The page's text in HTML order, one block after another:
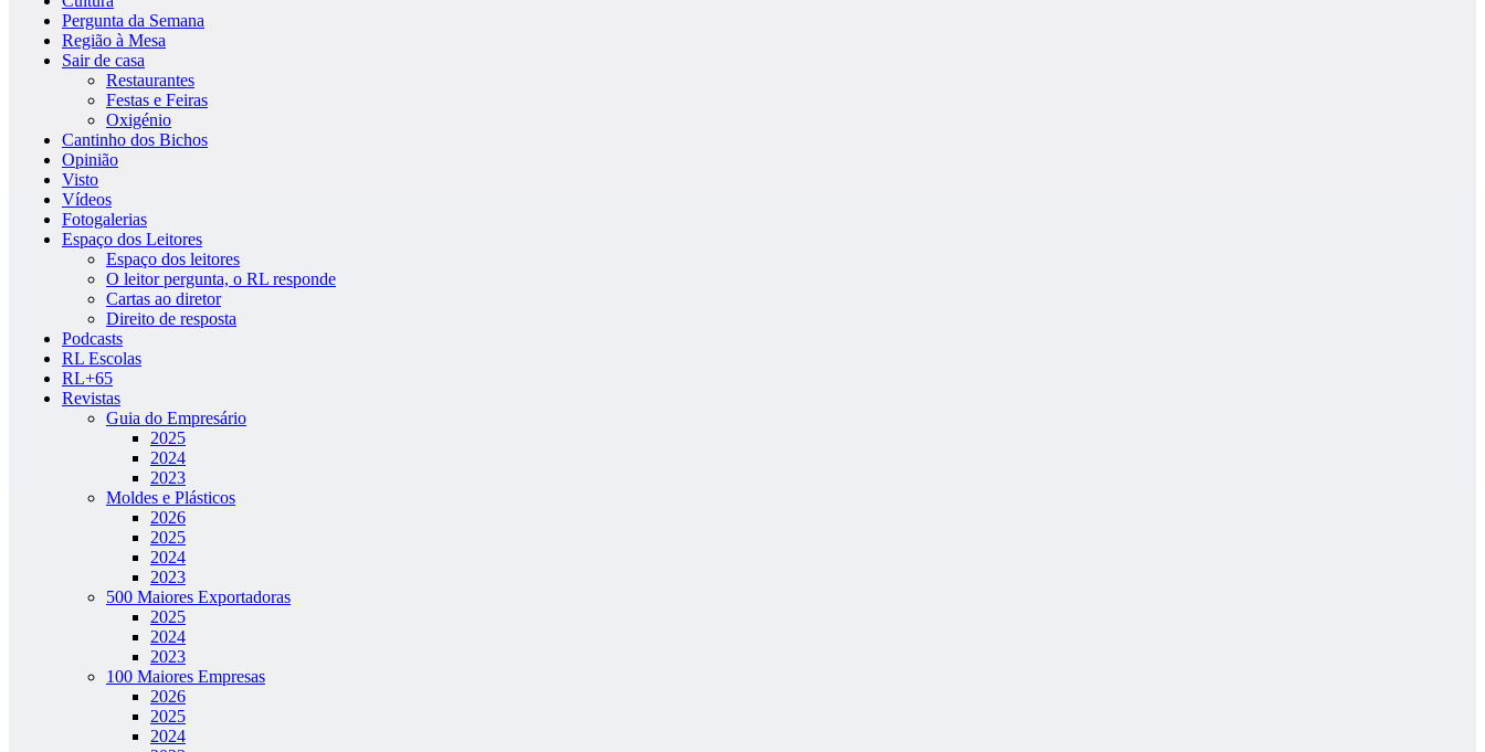
Pergunta da Semana
Região à Mesa
Sair de casa
Restaurantes
Festas e Feiras
Oxigénio
Cantinho dos Bichos
Opinião
Visto
Vídeos
Fotogalerias
Espaço dos Leitores
Espaço dos leitores
O leitor pergunta, o RL responde
Cartas ao diretor
Direito de resposta
Podcasts
RL Escolas
RL+65
Revistas
Guia do Empresário
2025
2024
2023
Moldes e Plásticos
2026
2025
2024
2023
500 Maiores Exportadoras
2025
2024
2023
100 Maiores Empresas
2026
2025
2024